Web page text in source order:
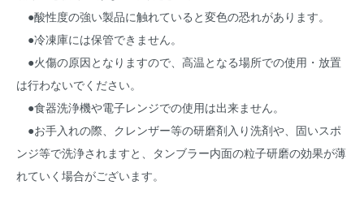
●酸性度の強い製品に触れていると変色の恐れがあります。
●冷凍庫には保管できません。
●火傷の原因となりますので、高温となる場所での使用・放置
は行わないでください。
●食器洗浄機や電子レンジでの使用は出来ません。
●お手入れの際、クレンザー等の研磨剤入り洗剤や、固いスポ
ンジ等で洗浄されますと、タンブラー内面の粒子研磨の効果が薄
れていく場合がございます。